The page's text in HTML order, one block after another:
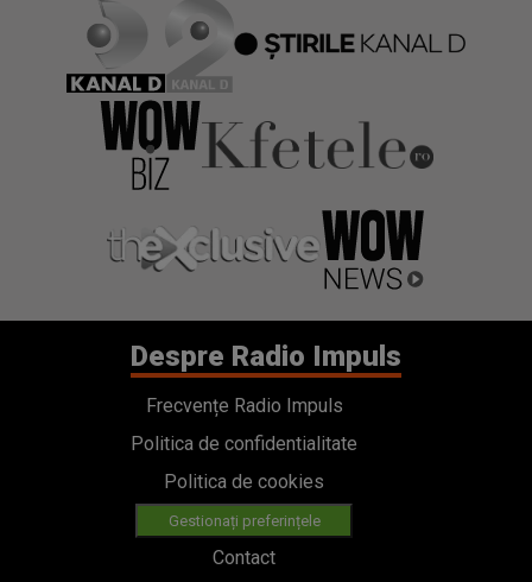
Despre Radio Impuls
Frecvențe Radio Impuls
Politica de confidentialitate
Politica de cookies
Gestionați preferințele
Contact